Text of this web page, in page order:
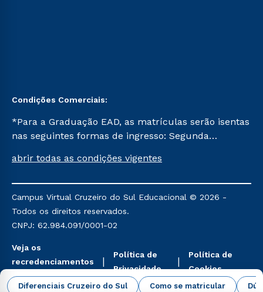
Diferenciais Cruzeiro do Sul Como se matricular
Condições Comerciais:
*Para a Graduação EAD, as matrículas serão isentas
nas seguintes formas de ingresso: Segunda
Já para as demais, a taxa de matrícula será de R$
mencionadas são referentes aos cursos: Ensino
Religioso, Geografia para a Docência e Metodologia
do Ensino de História: Questões Atuais.
abrir todas as condições vigentes
Campus Virtual Cruzeiro do Sul Educacional © 2026 -
Todos os direitos reservados.
CNPJ: 62.984.091/0001-02
Veja os
recredenciamentos
aqui
Política de
Privacidade
Política de
Cookies